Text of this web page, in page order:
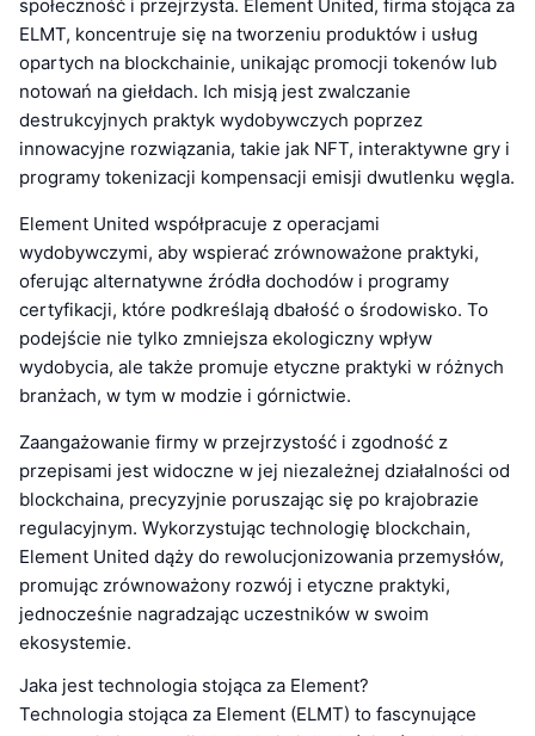
społeczność i przejrzysta. Element United, firma stojąca za
ELMT, koncentruje się na tworzeniu produktów i usług
opartych na blockchainie, unikając promocji tokenów lub
notowań na giełdach. Ich misją jest zwalczanie
destrukcyjnych praktyk wydobywczych poprzez
innowacyjne rozwiązania, takie jak NFT, interaktywne gry i
programy tokenizacji kompensacji emisji dwutlenku węgla.
Element United współpracuje z operacjami
wydobywczymi, aby wspierać zrównoważone praktyki,
oferując alternatywne źródła dochodów i programy
certyfikacji, które podkreślają dbałość o środowisko. To
podejście nie tylko zmniejsza ekologiczny wpływ
wydobycia, ale także promuje etyczne praktyki w różnych
branżach, w tym w modzie i górnictwie.
Zaangażowanie firmy w przejrzystość i zgodność z
przepisami jest widoczne w jej niezależnej działalności od
blockchaina, precyzyjnie poruszając się po krajobrazie
regulacyjnym. Wykorzystując technologię blockchain,
Element United dąży do rewolucjonizowania przemysłów,
promując zrównoważony rozwój i etyczne praktyki,
jednocześnie nagradzając uczestników w swoim
ekosystemie.
Jaka jest technologia stojąca za Element?
Technologia stojąca za Element (ELMT) to fascynujące